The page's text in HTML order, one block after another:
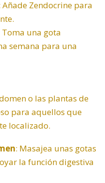
Añade Zendocrine para
Toma una gota
semana para una
o las plantas de
para aquellos que
localizado.
: Masajea unas gotas
la función digestiva